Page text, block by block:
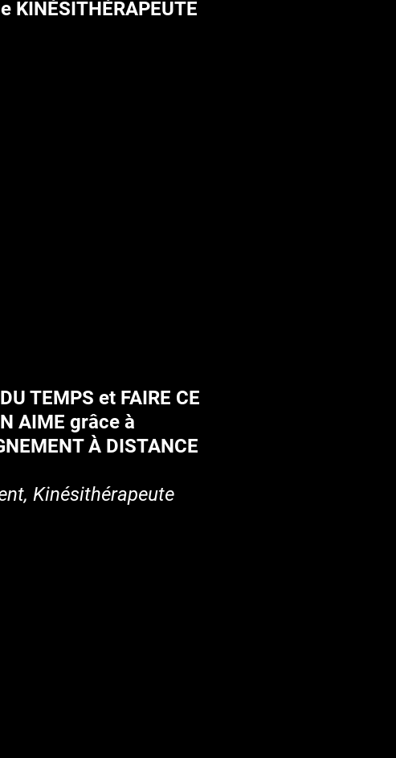
KINÉSITHÉRAPEUTE
TEMPS et FAIRE CE
AIME grâce à
À DISTANCE
Kinésithérapeute